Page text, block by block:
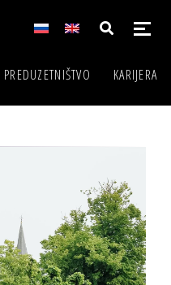
PREDUZETNIŠTVO KARIJERA